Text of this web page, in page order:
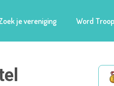
je vereniging Word